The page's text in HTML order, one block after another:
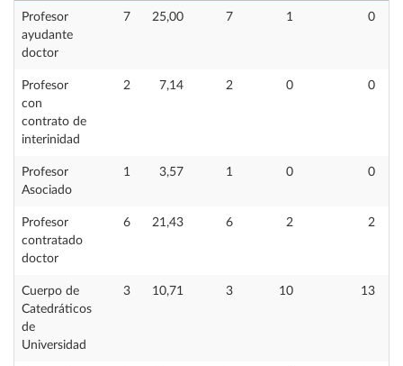
Profesor
ayudante
doctor
7 25,00 7 1 0
Profesor
con
contrato de
interinidad
2 7,14 2 0 0
Profesor
Asociado
1 3,57 1 0 0
Profesor
contratado
doctor
6 21,43 6 2 2
Cuerpo de
Catedráticos
de
Universidad
3 10,71 3 10 13